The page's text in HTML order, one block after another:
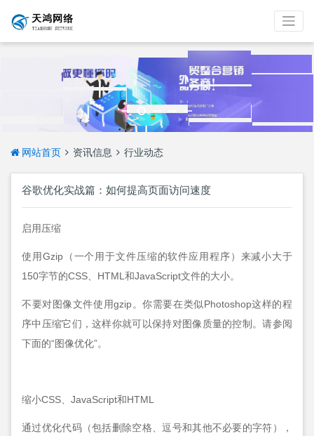
网站首页 资讯信息 行业动态
谷歌优化实战篇：如何提高页面访问速度
启用压缩
使用Gzip（一个用于文件压缩的软件应用程序）来减小大于
150字节的CSS、HTML和JavaScript文件的大小。
不要对图像文件使用gzip。你需要在类似Photoshop这样的程
序中压缩它们，这样你就可以保持对图像质量的控制。请参阅
下面的“图像优化”。
缩小CSS、JavaScript和HTML
通过优化代码（包括删除空格、逗号和其他不必要的字符），